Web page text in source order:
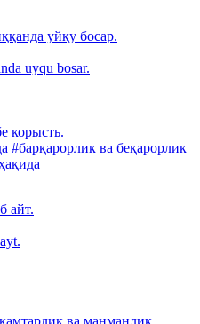
уйқу босар.
uyqu bosar.
корысть.
#барқарорлик ва беқарорлик
айт.